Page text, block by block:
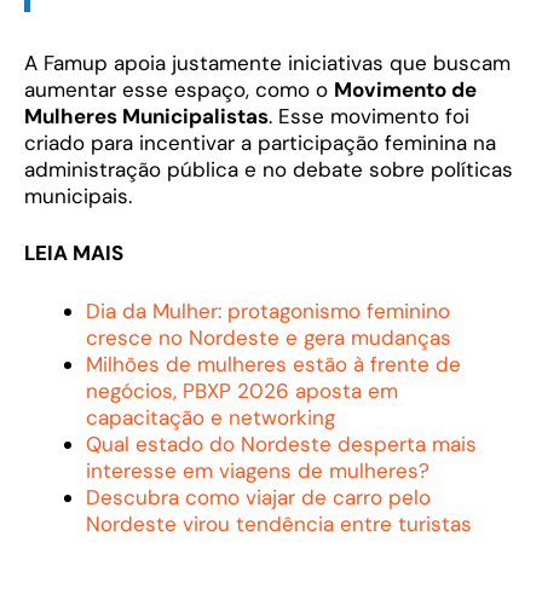
A Famup apoia justamente iniciativas que buscam
aumentar esse espaço, como o Movimento de
Mulheres Municipalistas. Esse movimento foi
criado para incentivar a participação feminina na
administração pública e no debate sobre políticas
municipais.
LEIA MAIS
Dia da Mulher: protagonismo feminino
cresce no Nordeste e gera mudanças
Milhões de mulheres estão à frente de
negócios, PBXP 2026 aposta em
capacitação e networking
Qual estado do Nordeste desperta mais
interesse em viagens de mulheres?
Descubra como viajar de carro pelo
Nordeste virou tendência entre turistas